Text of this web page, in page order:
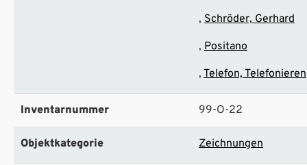
Schröder, Gerhard
Positano
Telefon, Telefonieren
Inventarnummer 99-O-22
Objektkategorie Zeichnungen